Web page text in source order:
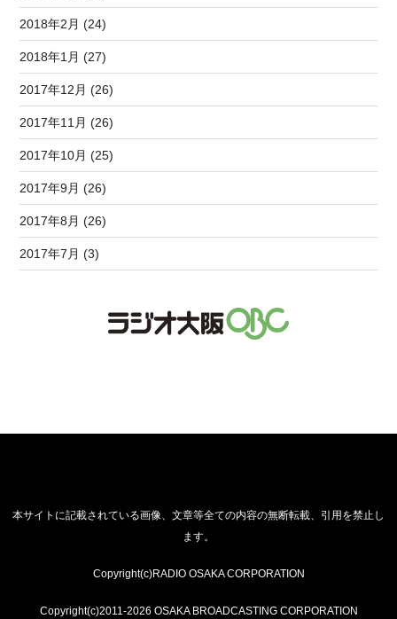
2018年2月 (24)
2018年1月 (27)
2017年12月 (26)
2017年11月 (26)
2017年10月 (25)
2017年9月 (26)
2017年8月 (26)
2017年7月 (3)
本サイトに記載されている画像、文章等全ての内容の無断転載、引用を禁止し
ます。
Copyright(c)RADIO OSAKA CORPORATION
Copyright(c)2011-2026 OSAKA BROADCASTING CORPORATION